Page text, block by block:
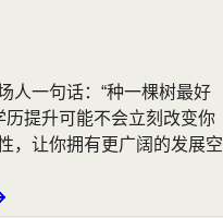
人一句话：“种一棵树最好
历提升可能不会立刻改变你
，让你拥有更广阔的发展空